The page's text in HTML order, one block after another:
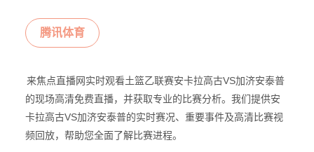
腾讯体育
来焦点直播网实时观看土篮乙联赛安卡拉高古VS加济安泰普
的现场高清免费直播，并获取专业的比赛分析。我们提供安
卡拉高古VS加济安泰普的实时赛况、重要事件及高清比赛视
频回放，帮助您全面了解比赛进程。